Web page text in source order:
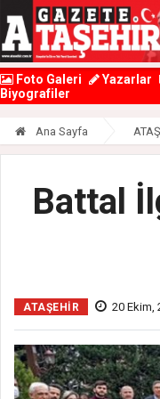
Foto Galeri
Yazarlar
Biyografiler
Ana Sayfa
Battal
ATAŞEHİR 20 Ekim,